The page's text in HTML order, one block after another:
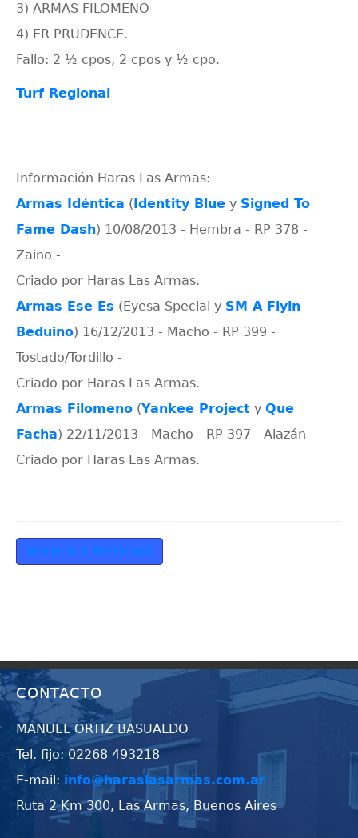
3) ARMAS FILOMENO
4) ER PRUDENCE.
Fallo: 2 ½ cpos, 2 cpos y ½ cpo.
Turf Regional
Información Haras Las Armas:
Armas Idéntica (Identity Blue y Signed To
Fame Dash) 10/08/2013 - Hembra - RP 378 -
Zaino -
Criado por Haras Las Armas.
Armas Ese Es (Eyesa Special y SM A Flyin
Beduino) 16/12/2013 - Macho - RP 399 -
Tostado/Tordillo -
Criado por Haras Las Armas.
Armas Filomeno (Yankee Project y Que
Facha) 22/11/2013 - Macho - RP 397 - Alazán -
Criado por Haras Las Armas.
VOLVER A NOTICIAS
CONTACTO
MANUEL ORTIZ BASUALDO
Tel. fijo: 02268 493218
E-mail: info@haraslasarmas.com.ar
Ruta 2 Km 300, Las Armas, Buenos Aires